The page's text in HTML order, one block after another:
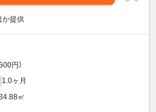
か提供
円）
1.0ヶ月
㎡